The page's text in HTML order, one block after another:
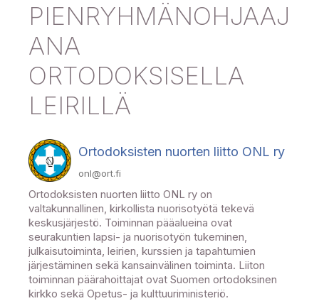
PIENRYHMÄNOHJAAJ
ANA
ORTODOKSISELLA
LEIRILLÄ
Ortodoksisten nuorten liitto ONL ry
onl@ort.fi
Ortodoksisten nuorten liitto ONL ry on
valtakunnallinen, kirkollista nuorisotyötä tekevä
keskusjärjestö. Toiminnan pääalueina ovat
seurakuntien lapsi- ja nuorisotyön tukeminen,
julkaisutoiminta, leirien, kurssien ja tapahtumien
järjestäminen sekä kansainvälinen toiminta. Liiton
toiminnan päärahoittajat ovat Suomen ortodoksinen
kirkko sekä Opetus- ja kulttuuriministeriö.